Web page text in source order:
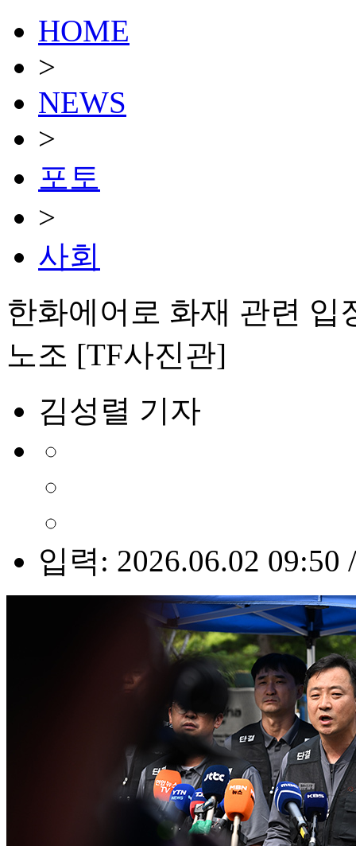
HOME
>
NEWS
>
포토
>
사회
한화에어로 화재 관련
노조 [TF사진관]
김성렬 기자
입력: 2026.06.02 09:50